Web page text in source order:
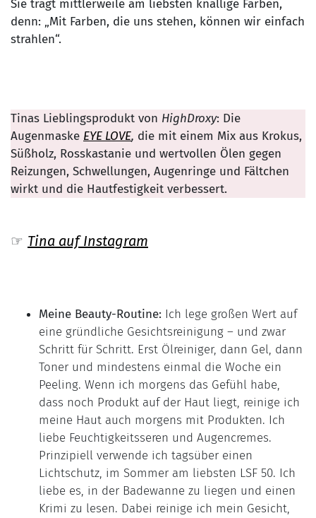
Sie trägt mittlerweile am liebsten knallige Farben,
denn: „Mit Farben, die uns stehen, können wir einfach
strahlen“.
Tinas Lieblingsprodukt von HighDroxy: Die
Augenmaske EYE LOVE, die mit einem Mix aus Krokus,
Süßholz, Rosskastanie und wertvollen Ölen gegen
Reizungen, Schwellungen, Augenringe und Fältchen
wirkt und die Hautfestigkeit verbessert.
☞ Tina auf Instagram
Meine Beauty-Routine: Ich lege großen Wert auf
eine gründliche Gesichtsreinigung – und zwar
Schritt für Schritt. Erst Ölreiniger, dann Gel, dann
Toner und mindestens einmal die Woche ein
Peeling. Wenn ich morgens das Gefühl habe,
dass noch Produkt auf der Haut liegt, reinige ich
meine Haut auch morgens mit Produkten. Ich
liebe Feuchtigkeitsseren und Augencremes.
Prinzipiell verwende ich tagsüber einen
Lichtschutz, im Sommer am liebsten LSF 50. Ich
liebe es, in der Badewanne zu liegen und einen
Krimi zu lesen. Dabei reinige ich mein Gesicht,